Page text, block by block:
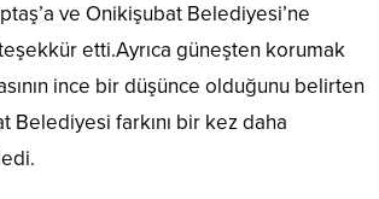
ve Onikişubat Belediyesi’ne
etti.Ayrıca güneşten korumak
ince bir düşünce olduğunu belirten
Belediyesi farkını bir kez daha